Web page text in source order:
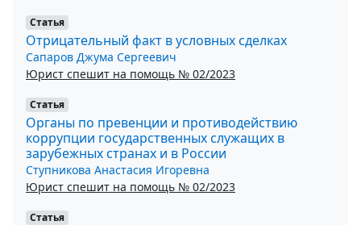
Статья
Отрицательный факт в условных сделках
Сапаров Джума Сергеевич
Юрист спешит на помощь № 02/2023
Статья
Органы по превенции и противодействию
коррупции государственных служащих в
зарубежных странах и в России
Ступникова Анастасия Игоревна
Юрист спешит на помощь № 02/2023
Статья